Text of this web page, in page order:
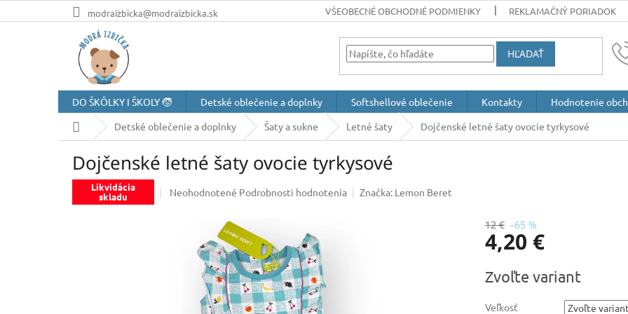
na
modraizbicka@modraizbicka.sk VŠEOBECNÉ OBCHODNÉ PODMIENKY REKLAMAČNÝ PORIADOK
HĽADAŤ
DO ŠKÔLKY I ŠKOLY 🧒 Detské oblečenie a doplnky Softshellové oblečenie Kontakty Hodnotenie
DomovDetské oblečenie a doplnky Šaty a sukne Letné šaty Dojčenské letné šaty ovocie tyrkysové
Dojčenské letné šaty ovocie tyrkysové
Likvidácia
skladu
Priemerné
hviezdičiek.
Neohodnotené Podrobnosti hodnotenia Značka: Lemon Beret
12 € –65 %
4,20 €
cena:
Zvoľte variant
Veľkosť